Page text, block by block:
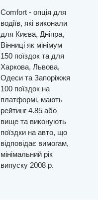
Comfort - опція для
водіїв, які виконали
для Києва, Дніпра,
Вінниці як мінімум
150 поїздок та для
Харкова, Львова,
Одеси та Запоріжжя
100 поїздок на
платформі, мають
рейтинг 4.85 або
вище та виконують
поїздки на авто, що
відповідає вимогам,
мінімальний рік
випуску 2008 р.